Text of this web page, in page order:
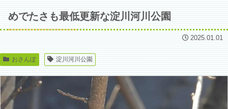
めでたさも最低更新な淀川河川公園
2025.01.01
おさんぽ 淀川河川公園